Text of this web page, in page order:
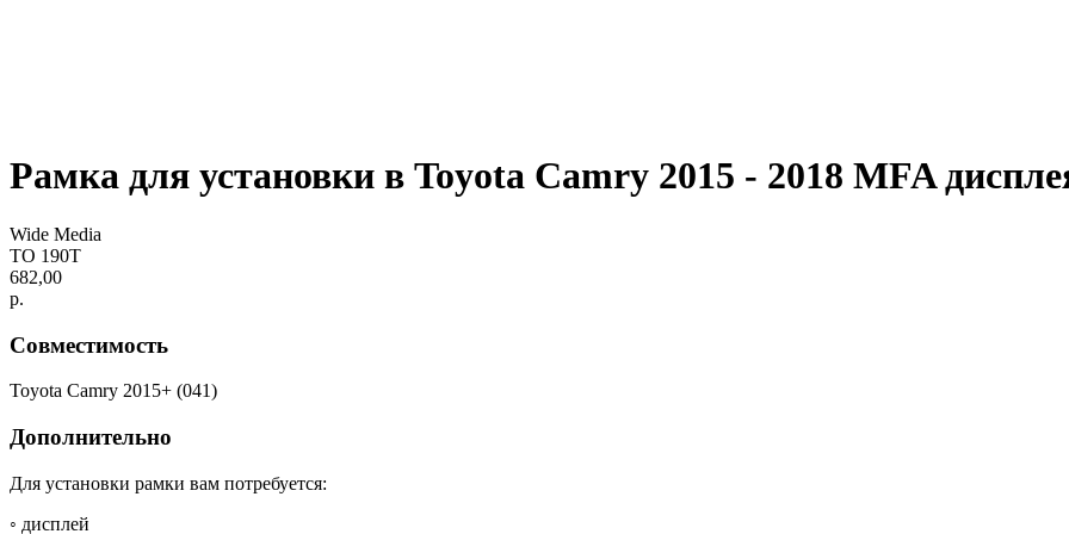
Рамка для установки в Toyota Camry 2015 - 2018 MFA
Wide Media
TO 190T
682,00
р.
Совместимость
Toyota Camry 2015+ (041)
Дополнительно
Для установки рамки вам потребуется:
◦ дисплей